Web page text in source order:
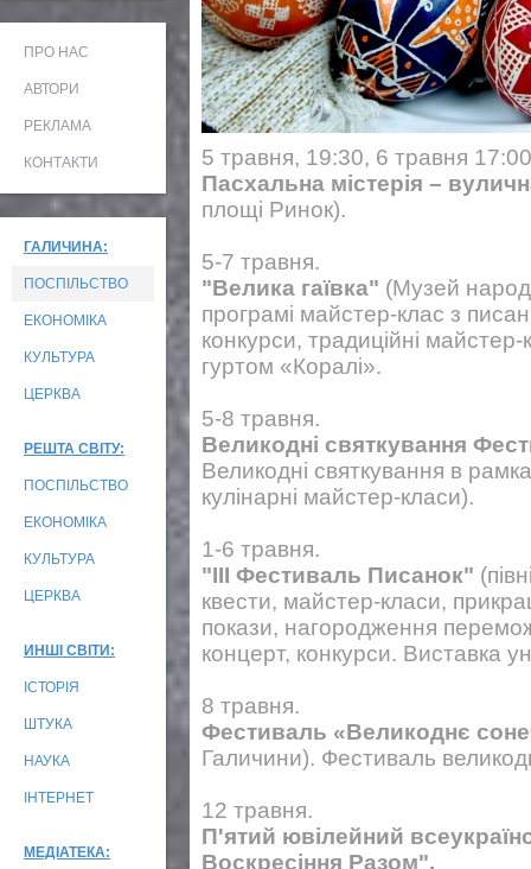
ПРО НАС
АВТОРИ
РЕКЛАМА
КОНТАКТИ
ГАЛИЧИНА:
ПОСПІЛЬСТВО
ЕКОНОМІКА
КУЛЬТУРА
ЦЕРКВА
РЕШТА СВІТУ:
ПОСПІЛЬСТВО
ЕКОНОМІКА
КУЛЬТУРА
ЦЕРКВА
ИНШІ СВІТИ:
ІСТОРІЯ
ШТУКА
НАУКА
ІНТЕРНЕТ
МЕДІАТЕКА:
5 травня, 19:30, 6 травня
Пасхальна містерія –
площі Ринок).
5-7 травня.
"Велика гаївка" (Музей
програмі майстер-клас з
конкурси, традиційні
гуртом «Коралі».
5-8 травня.
Великодні святкування
Великодні святкування в
кулінарні майстер-класи).
1-6 травня.
"ІІІ Фестиваль Писанок"
квести, майстер-класи,
покази, нагородження
концерт, конкурси. Виставка
8 травня.
Фестиваль «Великоднє
Галичини). Фестиваль
12 травня.
П'ятий ювілейний
Воскресіння Разом".